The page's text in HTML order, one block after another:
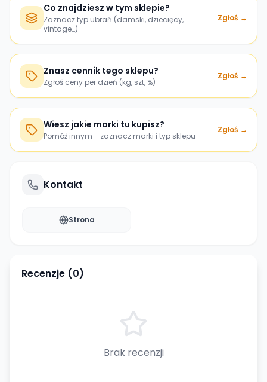
Co znajdziesz w tym sklepie?
Zaznacz typ ubrań (damski, dziecięcy,
vintage…)
Zgłoś →
Znasz cennik tego sklepu?
Zgłoś ceny per dzień (kg, szt, %)
Zgłoś →
Wiesz jakie marki tu kupisz?
Pomóż innym - zaznacz marki i typ sklepu
Zgłoś →
Kontakt
Strona
Recenzje (0)
Brak recenzji